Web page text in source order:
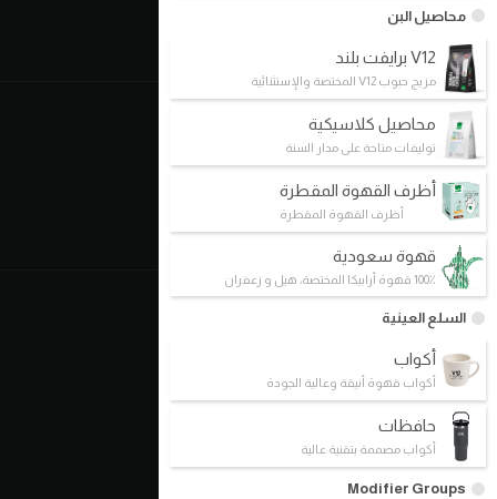
محاصيل البن
V12 برايفت بلند
مزيج حبوب V12 المختصة والإستثنائية
محاصيل كلاسيكية
توليفات متاحة على مدار السنة
أظرف القهوة المقطرة
أظرف القهوة المقطرة
قهوة سعودية
100٪ قهوة أرابيكا المختصة، هيل و زعفران
السلع العينية
أكواب
أكواب قهوة أنيقة وعالية الجودة
حافظات
أكواب مصممة بتقنية عالية
Modifier Groups
فروعنا
اتصل بنا
عنا
من نحن/ فلسفتنا
تاريخنا
الخطط المستقبلية / معالمنا
د. كيف V12
مفاهيمنا
القهوة الإستثنائية
التحضير اليدوي
هايبرد
الشهادات